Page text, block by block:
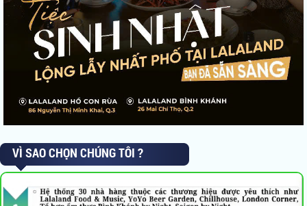
VÌ SAO CHỌN CHÚNG TÔI ?